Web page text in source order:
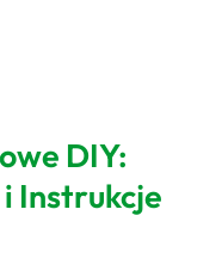
DIY:
Instrukcje